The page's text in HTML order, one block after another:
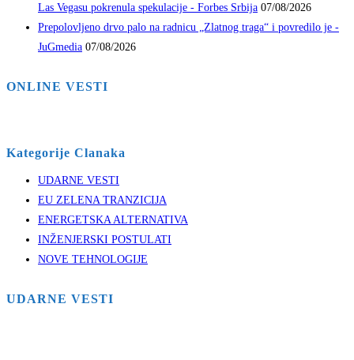
Las Vegasu pokrenula spekulacije - Forbes Srbija 07/08/2026
Prepolovljeno drvo palo na radnicu „Zlatnog traga“ i povredilo je -
JuGmedia 07/08/2026
ONLINE VESTI
Kategorije Clanaka
UDARNE VESTI
EU ZELENA TRANZICIJA
ENERGETSKA ALTERNATIVA
INŽENJERSKI POSTULATI
NOVE TEHNOLOGIJE
UDARNE VESTI